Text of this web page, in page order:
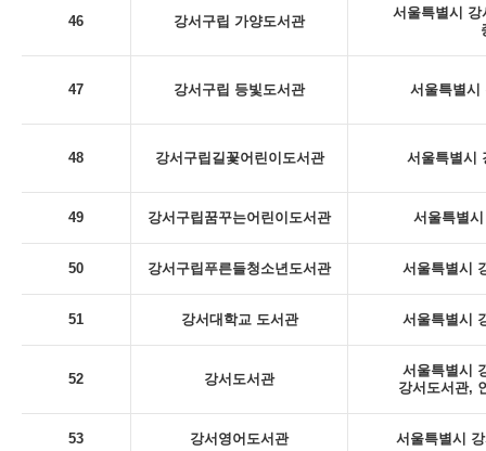
46 강서구립 가양도서관
서울특별시 강
47 강서구립 등빛도서관 서울특별시
48 강서구립길꽃어린이도서관 서울특별시
49 강서구립꿈꾸는어린이도서관 서울특별
50 강서구립푸른들청소년도서관 서울특별시
51 강서대학교 도서관 서울특별시
52 강서도서관
서울특별시
강서도서관,
53 강서영어도서관 서울특별시